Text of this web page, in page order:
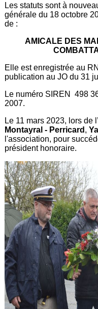
Les statuts sont à
générale du 18 octobre
de :
AMICALE DES
Elle est enregistrée au
publication au JO du 31
Le numéro SIREN 498
2007.
Le 11 mars 2023, lors de
Montayral - Perricard ,
l'association, pour
président honoraire.